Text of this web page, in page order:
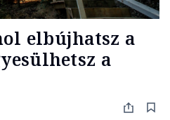
elbújhatsz a
a